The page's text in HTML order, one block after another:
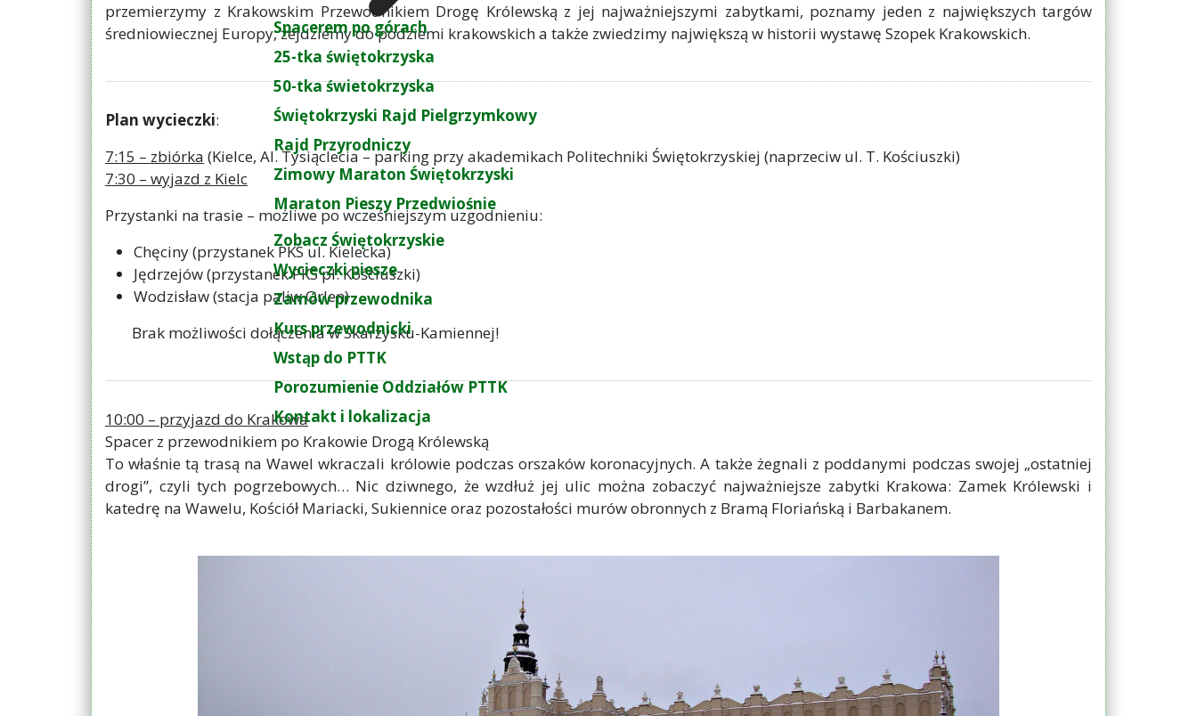
Spacerem po górach
25-tka świętokrzyska
50-tka świetokrzyska
Świętokrzyski Rajd Pielgrzymkowy
Rajd Przyrodniczy
Zimowy Maraton Świętokrzyski
Maraton Pieszy Przedwiośnie
Zobacz Świętokrzyskie
Wycieczki piesze
Zamów przewodnika
Kurs przewodnicki
Wstąp do PTTK
Porozumienie Oddziałów PTTK
Kontakt i lokalizacja
przemierzymy z Krakowskim Przewodnikiem Drogę Królewską z jej najważniejszymi zabytkami, poznamy jeden z największych targów
średniowiecznej Europy, zejdziemy do podziemi krakowskich a także zwiedzimy największą w historii wystawę Szopek Krakowskich.
Plan wycieczki:
7:15 – zbiórka (Kielce, Al. Tysiąclecia – parking przy akademikach Politechniki Świętokrzyskiej (naprzeciw ul. T. Kościuszki)
7:30 – wyjazd z Kielc
Przystanki na trasie – możliwe po wcześniejszym uzgodnieniu:
Chęciny (przystanek PKS ul. Kielecka)
Jędrzejów (przystanek PKS pl. Kościuszki)
Wodzisław (stacja paliw Orlen)
Brak możliwości dołączenia w Skarżysku-Kamiennej!
10:00 – przyjazd do Krakowa
Spacer z przewodnikiem po Krakowie Drogą Królewską
To właśnie tą trasą na Wawel wkraczali królowie podczas orszaków koronacyjnych. A także żegnali z poddanymi podczas swojej „ostatniej
drogi”, czyli tych pogrzebowych… Nic dziwnego, że wzdłuż jej ulic można zobaczyć najważniejsze zabytki Krakowa: Zamek Królewski i
katedrę na Wawelu, Kościół Mariacki, Sukiennice oraz pozostałości murów obronnych z Bramą Floriańską i Barbakanem.